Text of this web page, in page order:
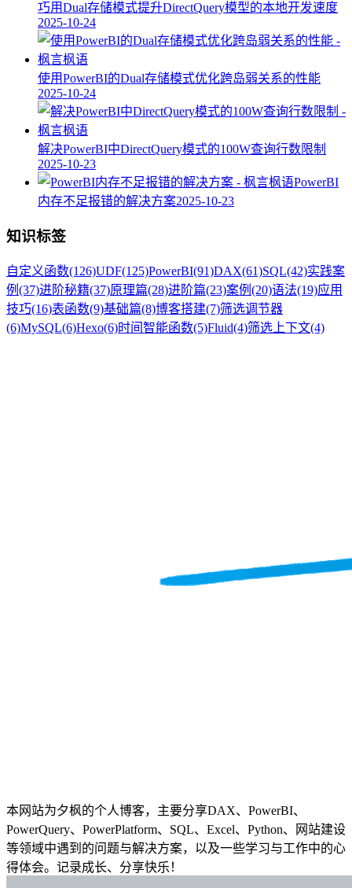
巧用Dual存储模式提升DirectQuery模型的本地开发速度
2025-10-24
使用PowerBI的Dual存储模式优化跨岛弱关系的性能
2025-10-24
解决PowerBI中DirectQuery模式的100W查询行数限制
2025-10-23
PowerBI
内存不足报错的解决方案2025-10-23
知识标签
自定义函数(126)UDF(125)PowerBI(91)DAX(61)SQL(42)实践案
例 (37)进阶秘籍(37)原理篇(28)进阶篇(23)案例 (20)语法(19)应用
技巧(16)表函数(9)基础篇(8)博客搭建(7)筛选调节器
(6)MySQL(6)Hexo(6)时间智能函数(5)Fluid(4)筛选上下文(4)
本网站为夕枫的个人博客，主要分享DAX、PowerBI、
PowerQuery、PowerPlatform、SQL、Excel、Python、网站建设
等领域中遇到的问题与解决方案，以及一些学习与工作中的心
得体会。记录成长、分享快乐！